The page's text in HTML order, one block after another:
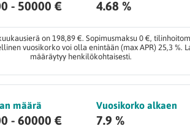
- 50000 € 4.68 %
on 198,89 €. Sopimusmaksu 0 €,
vuosikorko voi olla enintään (max APR) 25,3
määräytyy henkilökohtaisesti.
määrä
- 60000 €
Vuosikorko alkaen
7.9 %